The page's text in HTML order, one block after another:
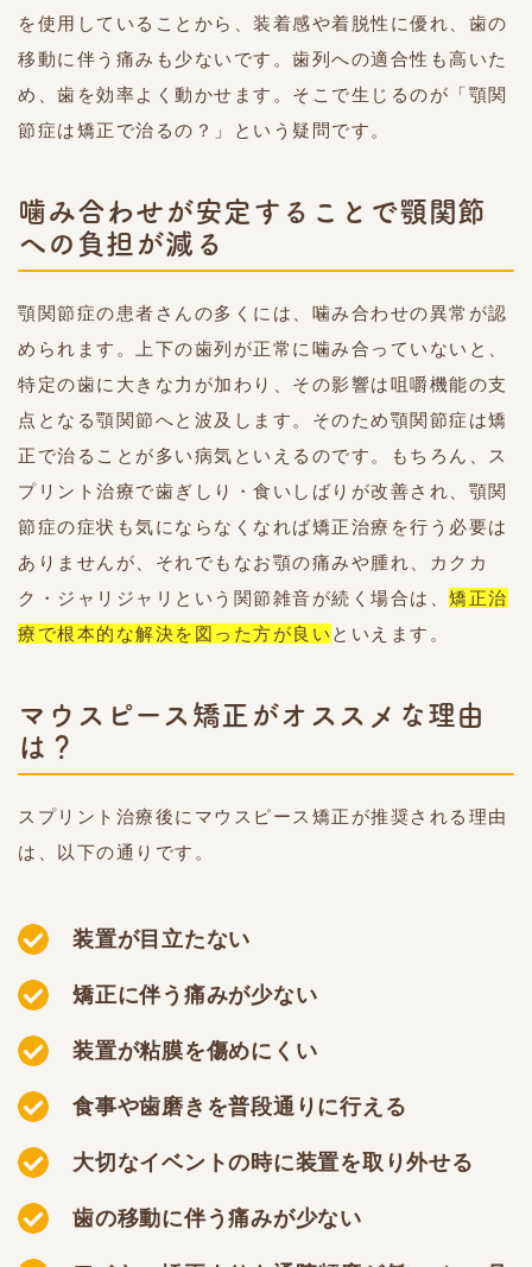
を使用していることから、装着感や着脱性に優れ、歯の
移動に伴う痛みも少ないです。歯列への適合性も高いた
め、歯を効率よく動かせます。そこで生じるのが「顎関
節症は矯正で治るの？」という疑問です。
噛み合わせが安定することで顎関節
への負担が減る
顎関節症の患者さんの多くには、噛み合わせの異常が認
められます。上下の歯列が正常に噛み合っていないと、
特定の歯に大きな力が加わり、その影響は咀嚼機能の支
点となる顎関節へと波及します。そのため顎関節症は矯
正で治ることが多い病気といえるのです。もちろん、ス
プリント治療で歯ぎしり・食いしばりが改善され、顎関
節症の症状も気にならなくなれば矯正治療を行う必要は
ありませんが、それでもなお顎の痛みや腫れ、カクカ
ク・ジャリジャリという関節雑音が続く場合は、 矯正治
療で根本的な解決を図った方が良い といえます。
マウスピース矯正がオススメな理由
は？
スプリント治療後にマウスピース矯正が推奨される理由
は、以下の通りです。
装置が目立たない
矯正に伴う痛みが少ない
装置が粘膜を傷めにくい
食事や歯磨きを普段通りに行える
大切なイベントの時に装置を取り外せる
歯の移動に伴う痛みが少ない